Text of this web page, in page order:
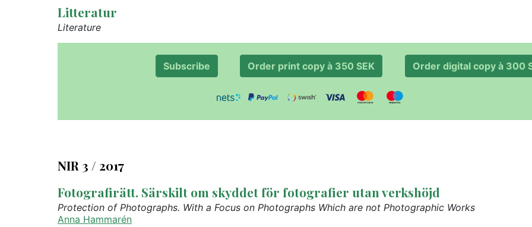
Litteratur
Literature
Subscribe Order print copy à 350 SEK Order digital copy
NIR 3 / 2017
Fotografirätt. Särskilt om skyddet för fotografier utan verkshöjd
Protection of Photographs. With a Focus on Photographs Which are not Photographic Works
Anna Hammarén